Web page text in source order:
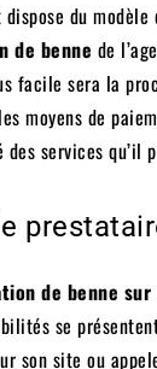
du
de benne de
sera la
moyens de
services qu’il
de benne
se
site ou